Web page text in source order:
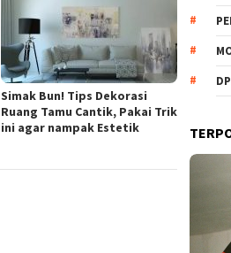
Simak Bun! Tips Dekorasi
Ruang Tamu Cantik, Pakai Trik
ini agar nampak Estetik